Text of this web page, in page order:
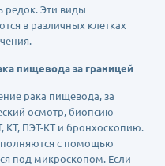
редок. Эти виды
в различных клетках
пищевода за границей
рака пищевода, за
осмотр, биопсию
КТ, ПЭТ-КТ и бронхоскопию.
с помощью
под микроскопом. Если